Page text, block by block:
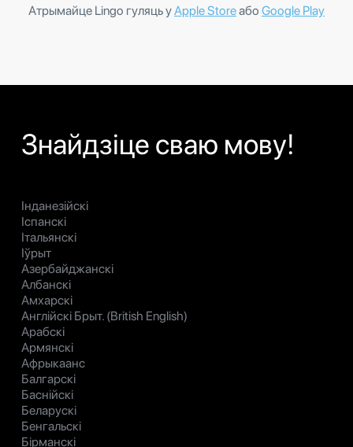
Атрымайце Lingo гуляць уApple Storeабо Google Play
Знайдзіце сваю мову!
Інданезійскі
Іспанскі
Італьянскі
Іўрыт
Азербайджанскі
Албанскі
Амхарскі
Англійскі Брыт. (British English)
Арабскі
Армянскі
Афрыкаанс
Балгарскі
Баснійскі
Беларускі
Бенгальскі
Бірманскі